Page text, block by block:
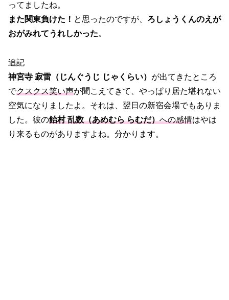
ってましたね。
また関東負けた！ と思ったのですが、 ろしょうくんのえが
おがみれてうれしかった。
追記
神宮寺 寂雷（じんぐうじ じゃくらい） が出てきたところ
でクスクス笑い声が聞こえてきて、やっぱり居た堪れない
空気になりましたよ。それは、翌日の新宿会場でもありま
した。彼の飴村 乱数（あめむら らむだ）への感情はやは
り来るものがありますよね。分かります。